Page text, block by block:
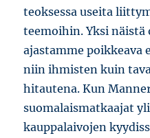
teoksessa useita
teemoihin. Yksi näistä
ajastamme poikkeava
niin ihmisten kuin
hitautena. Kun
suomalaismatkaajat
kauppalaivojen